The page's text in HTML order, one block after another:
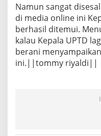
Namun sangat
di media online ini
berhasil ditemui.
kalau Kepala UPTD
berani
ini.||tommy riyaldi||